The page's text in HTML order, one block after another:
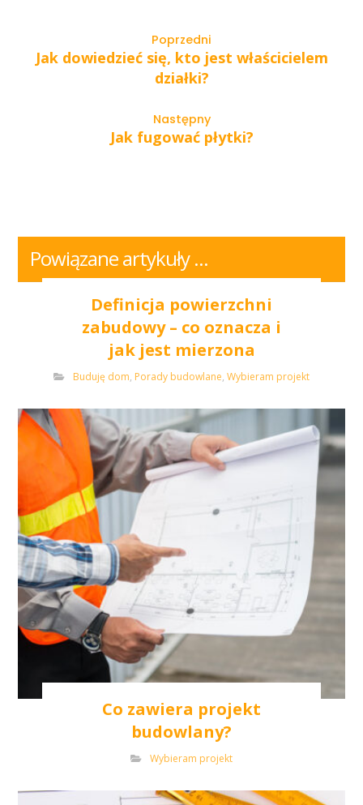
Poprzedni
Jak dowiedzieć się, kto jest właścicielem
działki?
Następny
Jak fugować płytki?
Powiązane artykuły ...
Definicja powierzchni
zabudowy – co oznacza i
jak jest mierzona
Buduję dom, Porady budowlane, Wybieram projekt
Co zawiera projekt
budowlany?
Wybieram projekt